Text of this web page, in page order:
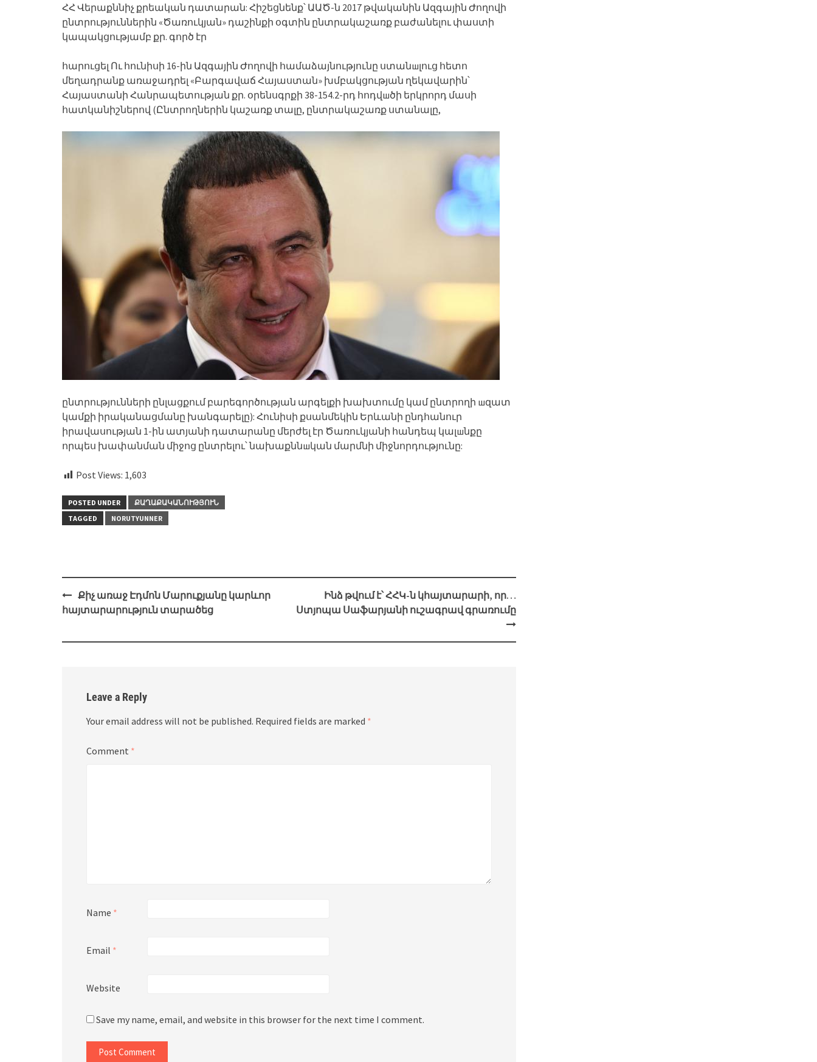
ՀՀ Վերաքննիչ քրեական դատարան: Հիշեցնենք՝ ԱԱԾ-ն 2017 թվականին Ազգային Ժողովի
ընտրություններին «Ծառուկյան» դաշինքի օգտին ընտրակաշառք բաժանելու փաստի
կապակցությամբ քր. գործ էր
հարուցել Ու հունիսի 16-ին Ազգային Ժողովի համաձայնությունը ստանшլուց հետո
մեղադրանք առաջադրել «Բարգավաճ Հայաստան» խմբակցության ղեկավարին՝
Հայաստանի Հանրապետության քր. օրենսգրքի 38-154.2-րդ հոդվшծի երկրորդ մասի
հատկանիշներով (Ընտրողներին կաշառք տալը, ընտրակաշառք ստանալը,
ընտրությունների ընլացքում բարեգործության արգելքի խախտումը կամ ընտրողի шզատ
կամքի իրականացմանը խանգարելը): Հունիսի քսանմեկին Երևանի ընդհանուր
իրավասության 1-ին ատյանի դատարանը մերժել էր Ծառուկյանի հանդեպ կալшնքը
որպես խափանման միջոց ընտրելու՝ նախաքննшկան մարմնի միջնորդությունը:
Post Views: 1,603
POSTED UNDER
ՔԱՂԱՔԱԿԱՆՈՒԹՅՈՒՆ
TAGGED
NORUTYUNNER
Post
navigation
Քիչ առաջ Էդմոն Մարուքյանը կարևոր
հայտարարություն տարածեց
Ինձ թվում է՝ ՀՀԿ-ն կհայտարարի, որ…
Ստյոպա Սաֆարյանի ուշագրավ գրառումը
Leave a Reply
Your email address will not be published. Required fields are marked *
Comment *
Name *
Email *
Website
Save my name, email, and website in this browser for the next time I comment.